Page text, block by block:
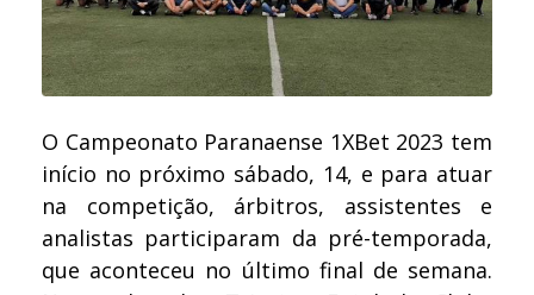
O Campeonato Paranaense 1XBet 2023 tem
início no próximo sábado, 14, e para atuar
na competição, árbitros, assistentes e
analistas participaram da pré-temporada,
que aconteceu no último final de semana.